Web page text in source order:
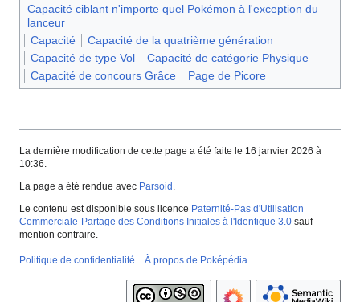
Capacité ciblant n'importe quel Pokémon à l'exception du
lanceur
Capacité
Capacité de la quatrième génération
Capacité de type Vol
Capacité de catégorie Physique
Capacité de concours Grâce
Page de Picore
La dernière modification de cette page a été faite le 16 janvier 2026 à
10:36.
La page a été rendue avec Parsoid.
Le contenu est disponible sous licence Paternité-Pas d'Utilisation
Commerciale-Partage des Conditions Initiales à l'Identique 3.0 sauf
mention contraire.
Politique de confidentialité À propos de Poképédia